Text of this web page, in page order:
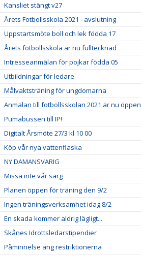
Kansliet stängt v27
Årets Fotbollsskola 2021 - avslutning
Uppstartsmöte boll och lek födda 17
Årets fotbollsskola är nu fulltecknad
Intresseanmälan för pojkar födda 05
Utbildningar för ledare
Målvaktsträning för ungdomarna
Anmälan till fotbollsskolan 2021 är nu öppen
Pumabussen till IP!
Digitalt Årsmöte 27/3 kl 10 00
Köp vår nya vattenflaska
NY DAMANSVARIG
Missa inte vår sarg
Planen öppen för träning den 9/2
Ingen träningsverksamhet idag 8/2
En skada kommer aldrig lägligt...
Skånes Idrottsledarstipendier
Påminnelse ang restriktionerna